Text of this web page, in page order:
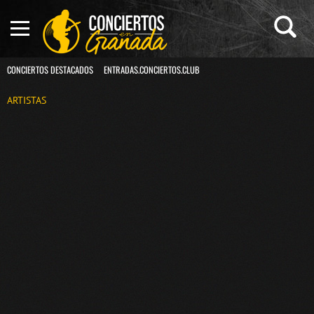
CONCIERTOS DESTACADOS ENTRADAS.CONCIERTOS.CLUB
ARTISTAS